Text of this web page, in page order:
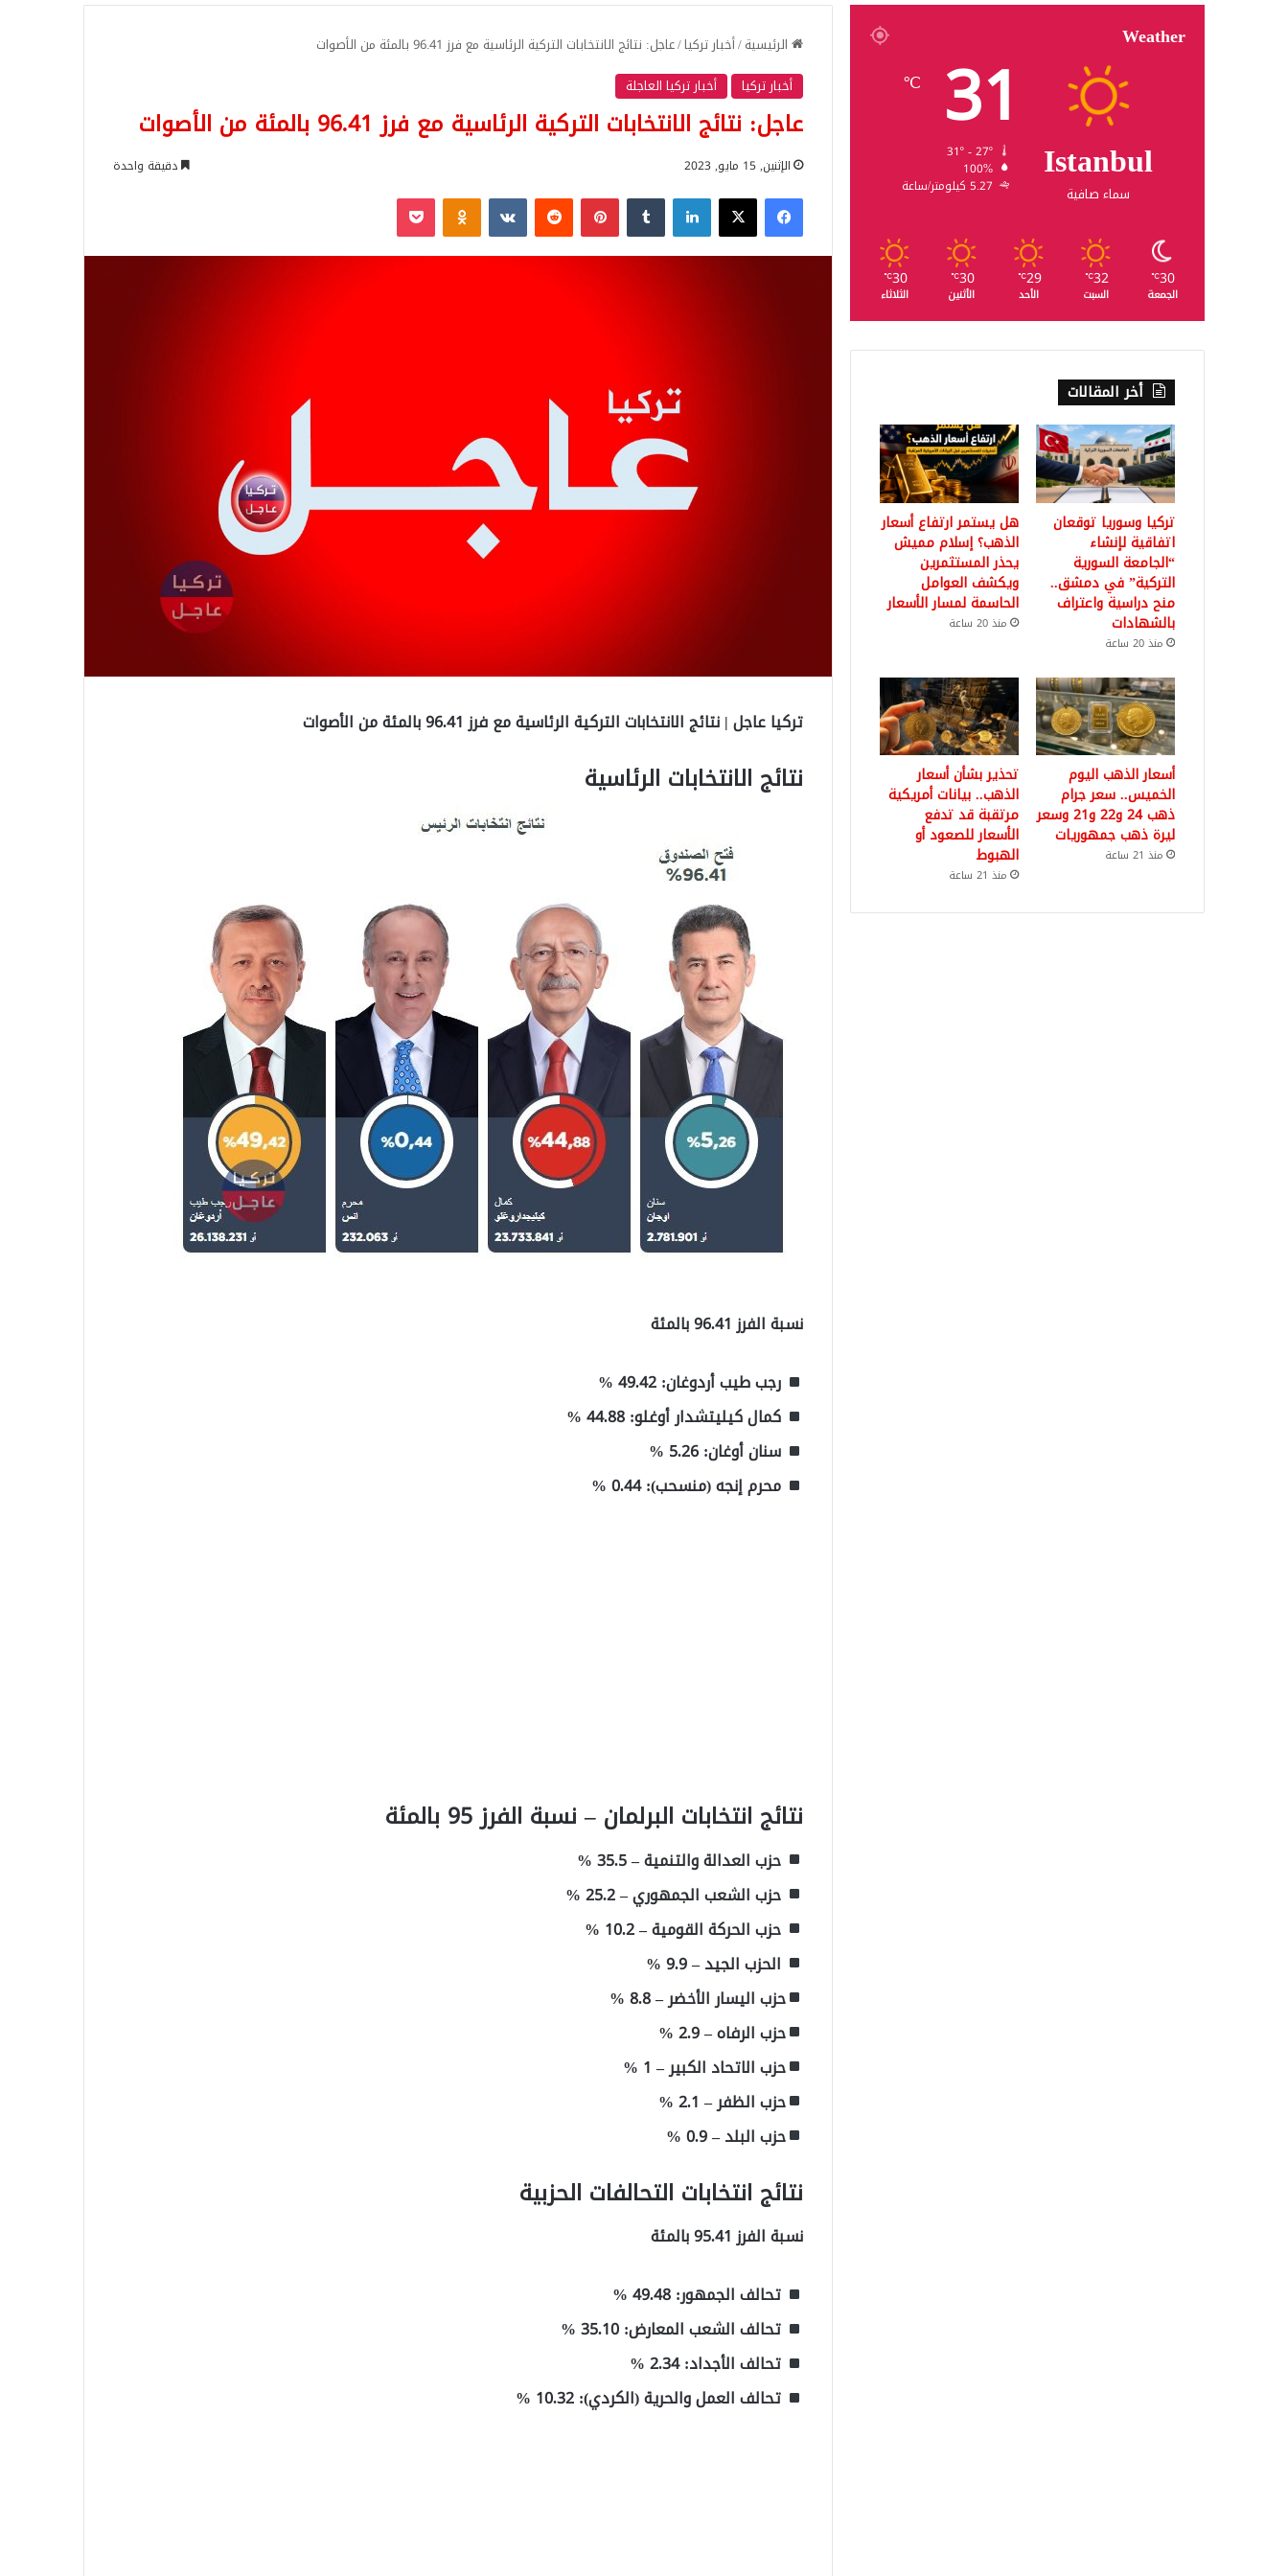
الرئيسية/أخبار تركيا/عاجل: نتائج الانتخابات التركية الرئاسية مع فرز 96.41 بالمئة من الأصوات
أخبار تركيا
أخبار تركيا العاجلة
عاجل: نتائج الانتخابات التركية الرئاسية مع فرز 96.41 بالمئة من الأصوات
الإثنين, 15 مايو, 2023 دقيقة واحدة
فيسبوك‫X لينكدإن بينتيريست Odnoklassniki
‫Pocket
تركيا عاجل | نتائج الانتخابات التركية الرئاسية مع فرز 96.41 بالمئة من الأصوات
نتائج الانتخابات الرئاسية
نسبة الفرز 96.41 بالمئة
رجب طيب أردوغان: 49.42 %
كمال كيليتشدار أوغلو: 44.88 %
سنان أوغان: 5.26 %
محرم إنجه (منسحب): 0.44 %
نتائج انتخابات البرلمان – نسبة الفرز 95 بالمئة
حزب العدالة والتنمية – 35.5 %
حزب الشعب الجمهوري – 25.2 %
حزب الحركة القومية – 10.2 %
الحزب الجيد – 9.9 %
حزب اليسار الأخضر – 8.8 %
حزب الرفاه – 2.9 %
حزب الاتحاد الكبير – 1 %
حزب الظفر – 2.1 %
حزب البلد – 0.9 %
نتائج انتخابات التحالفات الحزبية
نسبة الفرز 95.41 بالمئة
تحالف الجمهور: 49.48 %
تحالف الشعب المعارض: 35.10 %
تحالف الأجداد: 2.34 %
تحالف العمل والحرية (الكردي): 10.32 %
Weather
Istanbul
سماء صافية
31
℃
100%
5.27 كيلومتر/ساعة
30
℃
الجمعة
32
℃
السبت
29
℃
الأحد
30
℃
الأثنين
30
℃
الثلاثاء
أخر المقالات
تركيا وسوريا توقعان
اتفاقية لإنشاء
“الجامعة السورية
التركية” في دمشق..
منح دراسية واعتراف
بالشهادات
منذ 20 ساعة
هل يستمر ارتفاع أسعار
الذهب؟ إسلام مميش
يحذر المستثمرين
ويكشف العوامل
الحاسمة لمسار الأسعار
منذ 20 ساعة
أسعار الذهب اليوم
الخميس.. سعر جرام
ذهب 24 و22 و21 وسعر
ليرة ذهب جمهوريات
منذ 21 ساعة
تحذير بشأن أسعار
الذهب.. بيانات أمريكية
مرتقبة قد تدفع
الأسعار للصعود أو
الهبوط
منذ 21 ساعة